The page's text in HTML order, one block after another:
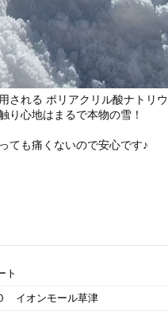
される ポリアクリル酸ナトリウ
り心地はまるで本物の雪！
ても痛くないので安心です♪
ト
イオンモール草津